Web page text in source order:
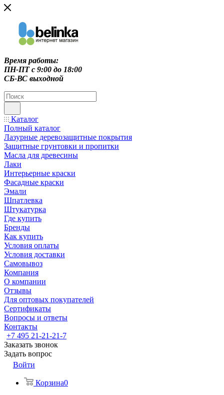
Время работы:
ПН-ПТ c 9:00 до 18:00
СБ-ВС выходной
Каталог
Полный каталог
Лазурные деревозащитные покрытия
Защитные грунтовки и пропитки
Масла для древесины
Лаки
Интерьерные краски
Фасадные краски
Эмали
Шпатлевка
Штукатурка
Где купить
Бренды
Как купить
Условия оплаты
Условия доставки
Самовывоз
Компания
О компании
Отзывы
Для оптовых покупателей
Сертификаты
Вопросы и ответы
Контакты
+7 495 21-21-21-7
Заказать звонок
Задать вопрос
Войти
Корзина0